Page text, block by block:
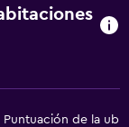
Puntuación de la